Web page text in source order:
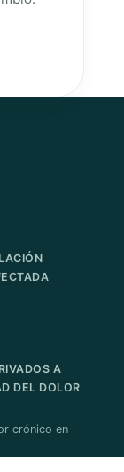
A
DEL DOLOR
crónico en